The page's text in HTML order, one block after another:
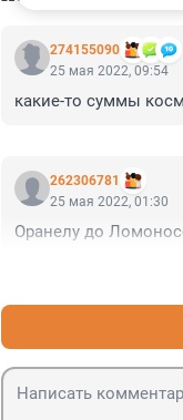
274155090
25 мая 2022, 09:54
какие-то суммы
262306781
25 мая 2022, 01:30
Оранелу до